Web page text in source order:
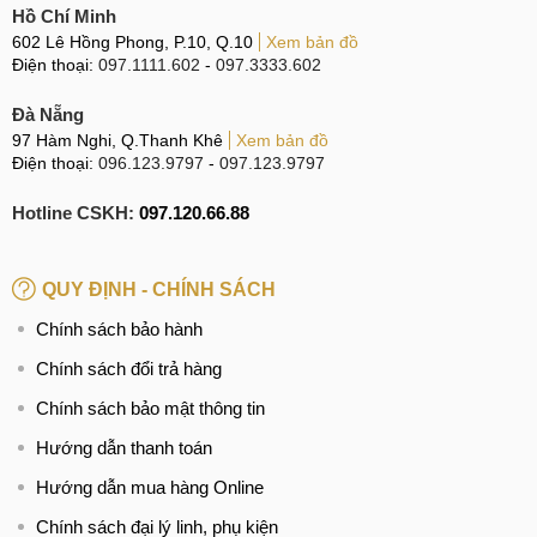
Mặt kính điện thoại hỏng hóc là vấn đề thường gặp và
nguyên nhân chính dẫn tới tình trạng này có thể kể đến như
sau:
Tecno CAMON 19 chịu lực tác động lớn do bị vật nặng
đè lên, gây áp lực lên mặt kính và từ đó gây vỡ hỏng.
thiết bị bằng cách sử dụng ốp lưng hay kính cường lực
Bề mặt kính biến dạng do thường xuyên tiếp xúc với
nguồn nhiệt lớn.
màn hình không còn được nguyên vẹn như trước.
Tecno CAMON 19 bị trầy xước, nứt mặt kính do
thường xuyên được đặt ở những nơi chật hẹp như balo,
túi xách khiến các vật nhọn làm ảnh hưởng tới bộ phận
Hồ Chí Minh
602 Lê Hồng Phong, P.10, Q.10
Xem bản đồ
Điện thoại: 097.1111.602 - 097.3333.602
Đà Nẵng
97 Hàm Nghi, Q.Thanh Khê
Xem bản đồ
Điện thoại: 096.123.9797 - 097.123.9797
Hotline CSKH: 097.120.66.88
QUY ĐỊNH - CHÍNH SÁCH
Chính sách bảo hành
Chính sách đổi trả hàng
Chính sách bảo mật thông tin
Hướng dẫn thanh toán
Hướng dẫn mua hàng Online
Chính sách đại lý linh, phụ kiện